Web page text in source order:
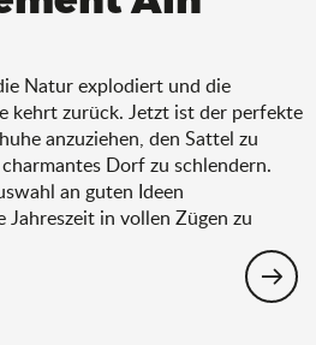
Natur explodiert und die
kehrt zurück. Jetzt ist der perfekte
anzuziehen, den Sattel zu
Dorf zu schlendern.
an guten Ideen
Jahreszeit in vollen Zügen zu
für den Frühling